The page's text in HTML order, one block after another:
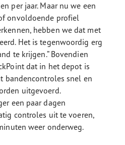
per jaar. Maar nu we een
onvoldoende profiel
hebben we dat met
Het is tegenwoordig erg
te krijgen.” Bovendien
dat in het depot is
bandencontroles snel en
uitgevoerd.
een paar dagen
controles uit te voeren,
weer onderweg.